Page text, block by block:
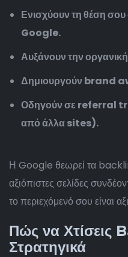
Ενισχύουν τη θέση
Google.
Αυξάνουν την
Δημιουργούν brand
Οδηγούν σε referral
από άλλα sites).
Η Google θεωρεί τα
αξιόπιστες σελίδες
το περιεχόμενό σου είναι
Πώς να Χτίσεις
Στρατηγικά